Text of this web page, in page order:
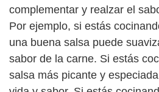
complementar y realzar el
Por ejemplo, si estás
una buena salsa puede
sabor de la carne. Si estás
salsa más picante y